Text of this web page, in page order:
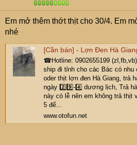
Em mở thêm thớt thịt cho 30/4. Em
nhé
[Cần bán] - Lợn Đen Hà Giang
☎Hotline: 0902655199
ship đi tỉnh cho các Bác có nhu
oder thịt lợn đen Hà Giang, trả
ngày 2️⃣9️⃣-4️⃣ dương lịch, Trả
này có lễ nên em không trả thịt
5 để...
www.otofun.net